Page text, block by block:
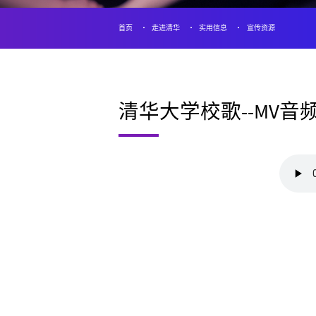
首页 走进清华 实用信息 宣传资源
清华大学校歌--MV音